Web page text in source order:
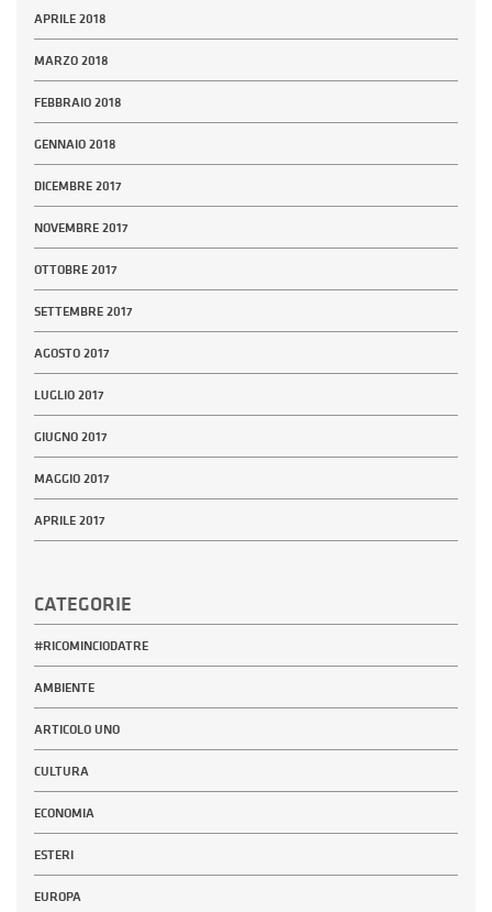
APRILE 2018
MARZO 2018
FEBBRAIO 2018
GENNAIO 2018
DICEMBRE 2017
NOVEMBRE 2017
OTTOBRE 2017
SETTEMBRE 2017
AGOSTO 2017
LUGLIO 2017
GIUGNO 2017
MAGGIO 2017
APRILE 2017
CATEGORIE
#RICOMINCIODATRE
AMBIENTE
ARTICOLO UNO
CULTURA
ECONOMIA
ESTERI
EUROPA